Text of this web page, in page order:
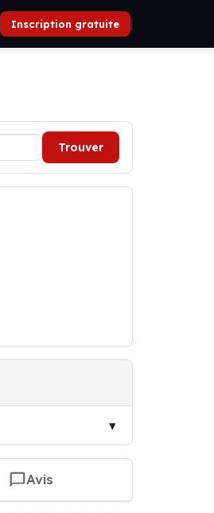
Inscription gratuite |
Trouver
Avis